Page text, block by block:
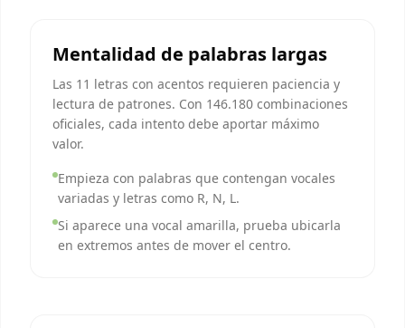
Mentalidad de palabras largas
Las 11 letras con acentos requieren paciencia y
lectura de patrones. Con 146.180 combinaciones
oficiales, cada intento debe aportar máximo
valor.
Empieza con palabras que contengan vocales
variadas y letras como R, N, L.
Si aparece una vocal amarilla, prueba ubicarla
en extremos antes de mover el centro.